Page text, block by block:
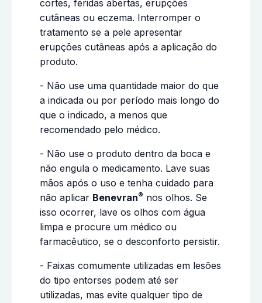
cortes, feridas abertas, erupções
cutâneas ou eczema. Interromper o
tratamento se a pele apresentar
erupções cutâneas após a aplicação do
produto.
- Não use uma quantidade maior do que
a indicada ou por período mais longo do
que o indicado, a menos que
recomendado pelo médico.
- Não use o produto dentro da boca e
não engula o medicamento. Lave suas
mãos após o uso e tenha cuidado para
não aplicar Benevran® nos olhos. Se
isso ocorrer, lave os olhos com água
limpa e procure um médico ou
farmacêutico, se o desconforto persistir.
- Faixas comumente utilizadas em lesões
do tipo entorses podem até ser
utilizadas, mas evite qualquer tipo de